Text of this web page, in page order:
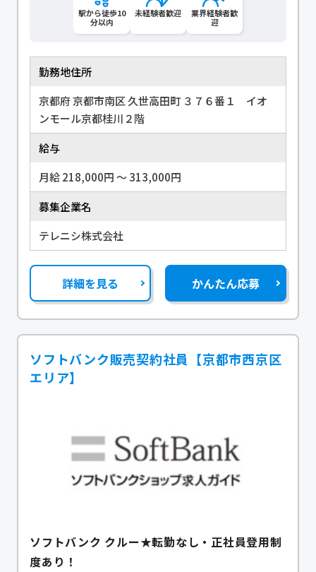
駅から徒歩10
分以内
未経験者歓迎
業界経験者歓
迎
勤務地住所
京都府 京都市南区 久世高田町 ３７６番１ イオ
ンモール京都桂川２階
給与
月給 218,000円 〜 313,000円
募集企業名
テレニシ株式会社
詳細を見る かんたん応募
ソフトバンク販売契約社員【京都市西京区
エリア】
ソフトバンク クルー★転勤なし・正社員登用制
度あり！